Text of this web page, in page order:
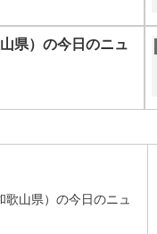
県）の今日のニュ
歌山県）の今日のニュ